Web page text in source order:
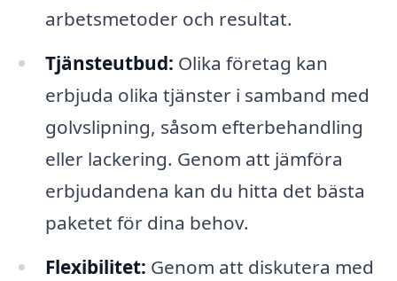
arbetsmetoder och resultat.
Tjänsteutbud: Olika företag kan
erbjuda olika tjänster i samband med
golvslipning, såsom efterbehandling
eller lackering. Genom att jämföra
erbjudandena kan du hitta det bästa
paketet för dina behov.
Flexibilitet: Genom att diskutera med